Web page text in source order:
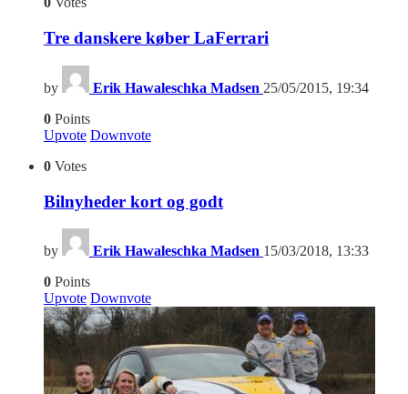
Tre danskere køber LaFerrari
by Erik Hawaleschka Madsen 25/05/2015, 19:34
0 Points
Upvote Downvote
0 Votes
Bilnyheder kort og godt
by Erik Hawaleschka Madsen 15/03/2018, 13:33
0 Points
Upvote Downvote